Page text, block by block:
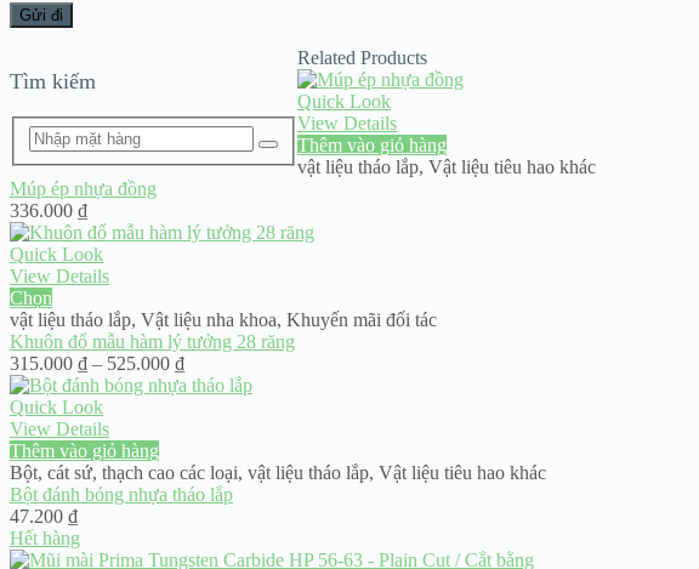
Tìm kiếm
Related Products
Quick Look
View Details
Thêm vào giỏ hàng
vật liệu tháo lắp, Vật liệu tiêu hao khác
Múp ép nhựa đồng
336.000 ₫
Quick Look
View Details
Chọn
vật liệu tháo lắp, Vật liệu nha khoa, Khuyến mãi đối tác
Khuôn đổ mẫu hàm lý tưởng 28 răng
315.000 ₫ – 525.000 ₫Khoảng
giá:
525.000 ₫
Quick Look
View Details
Thêm vào giỏ hàng
Bột, cát sứ, thạch cao các loại, vật liệu tháo lắp, Vật liệu tiêu hao khác
Bột đánh bóng nhựa tháo lắp
47.200 ₫
Hết hàng